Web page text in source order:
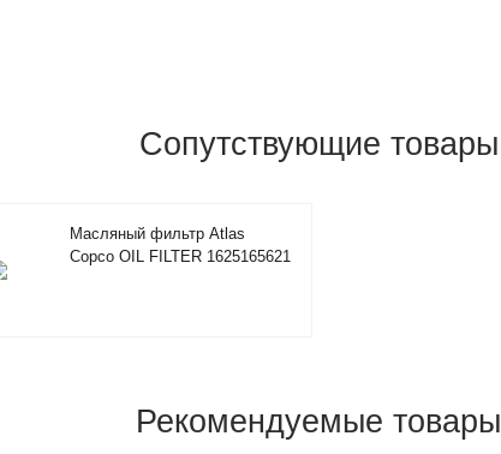
Сопутствующие товары
Масляный фильтр Atlas
Copco OIL FILTER 1625165621
Рекомендуемые товары